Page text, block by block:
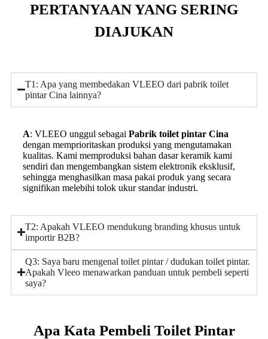
PERTANYAAN YANG SERING
DIAJUKAN
T1: Apa yang membedakan VLEEO dari pabrik toilet
pintar Cina lainnya?
A: VLEEO unggul sebagai Pabrik toilet pintar Cina
dengan memprioritaskan produksi yang mengutamakan
kualitas. Kami memproduksi bahan dasar keramik kami
sendiri dan mengembangkan sistem elektronik eksklusif,
sehingga menghasilkan masa pakai produk yang secara
signifikan melebihi tolok ukur standar industri.
T2: Apakah VLEEO mendukung branding khusus untuk
importir B2B?
Q3: Saya baru mengenal toilet pintar / dudukan toilet pintar.
Apakah Vleeo menawarkan panduan untuk pembeli seperti
saya?
Apa Kata Pembeli Toilet Pintar